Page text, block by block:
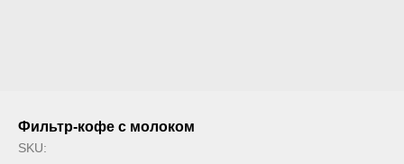
Фильтр-кофе с молоком
SKU: